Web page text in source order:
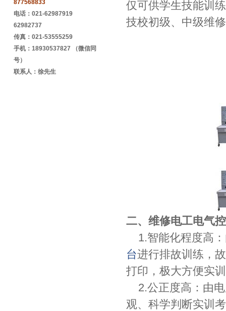
仅可供学生技能训
技校初级、中级维
二、维修电工电气
1.智能化程度高：
台进行排故训练，
打印，极大方便实
2.公正度高：由电
观、科学判断实训
877568833
电话：021-62987919
62982737
传真：021-53555259
手机：18930537827 （微信同
号）
联系人：徐先生